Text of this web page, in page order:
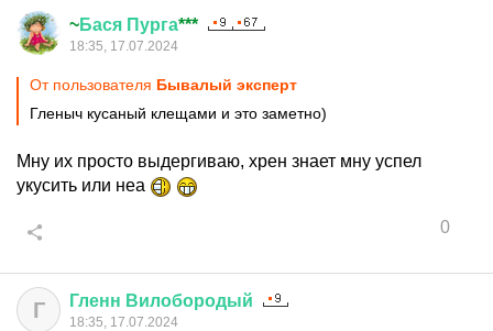
~Бася Пурга***
18:35, 17.07.2024
От пользователя Бывалый эксперт
Гленыч кусаный клещами и это заметно)
Мну их просто выдергиваю, хрен знает мну успел
укусить или неа
0
Г Гленн Вилобородый
18:35, 17.07.2024